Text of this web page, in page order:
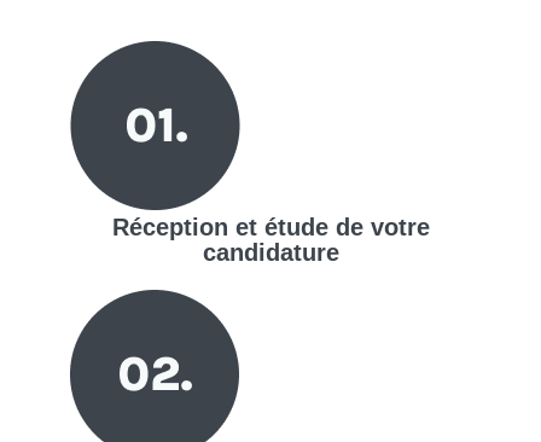
Réception et étude de votre
candidature